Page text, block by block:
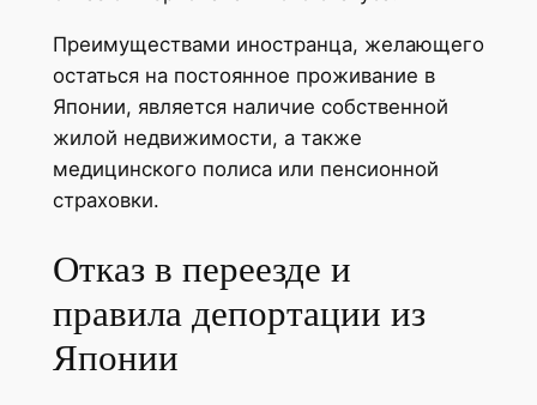
Преимуществами иностранца, желающего
остаться на постоянное проживание в
Японии, является наличие собственной
жилой недвижимости, а также
медицинского полиса или пенсионной
страховки.
Отказ в переезде и
правила депортации из
Японии